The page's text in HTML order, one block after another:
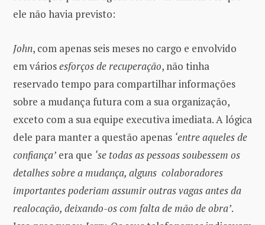
ele não havia previsto:
John, com apenas seis meses no cargo e envolvido
em váriosesforços de recuperação, não tinha
reservado tempo para compartilhar informações
sobre a mudança futura com a sua organização,
exceto com a sua equipe executiva imediata. A lógica
dele para manter a questão apenas ‘entre aqueles de
confiança’ era que ‘se todas as pessoas soubessem os
detalhes sobre a mudança, alguns colaboradores
importantes poderiam assumir outras vagas antes da
realocação, deixando-os com falta de mão de obra’.